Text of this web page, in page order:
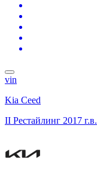
vin
Kia Ceed
II Рестайлинг 2017 г.в.